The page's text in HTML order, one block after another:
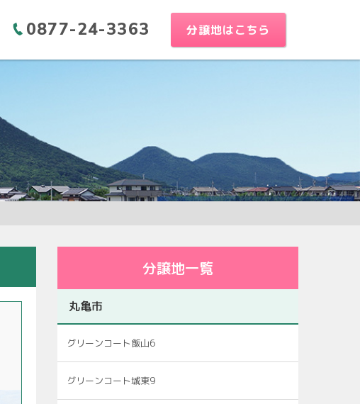
0877-24-3363 分譲地はこちら
分譲地一覧
丸亀市
グリーンコート飯山6
グリーンコート城東9